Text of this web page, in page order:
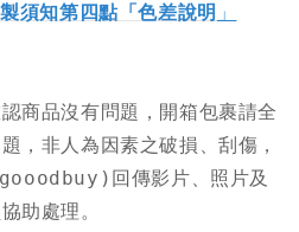
須知第四點「色差說明 」
商品沒有問題，開箱包裹請全
，非人為因素之破損、刮傷，
回傳影片、照片及
助處理。